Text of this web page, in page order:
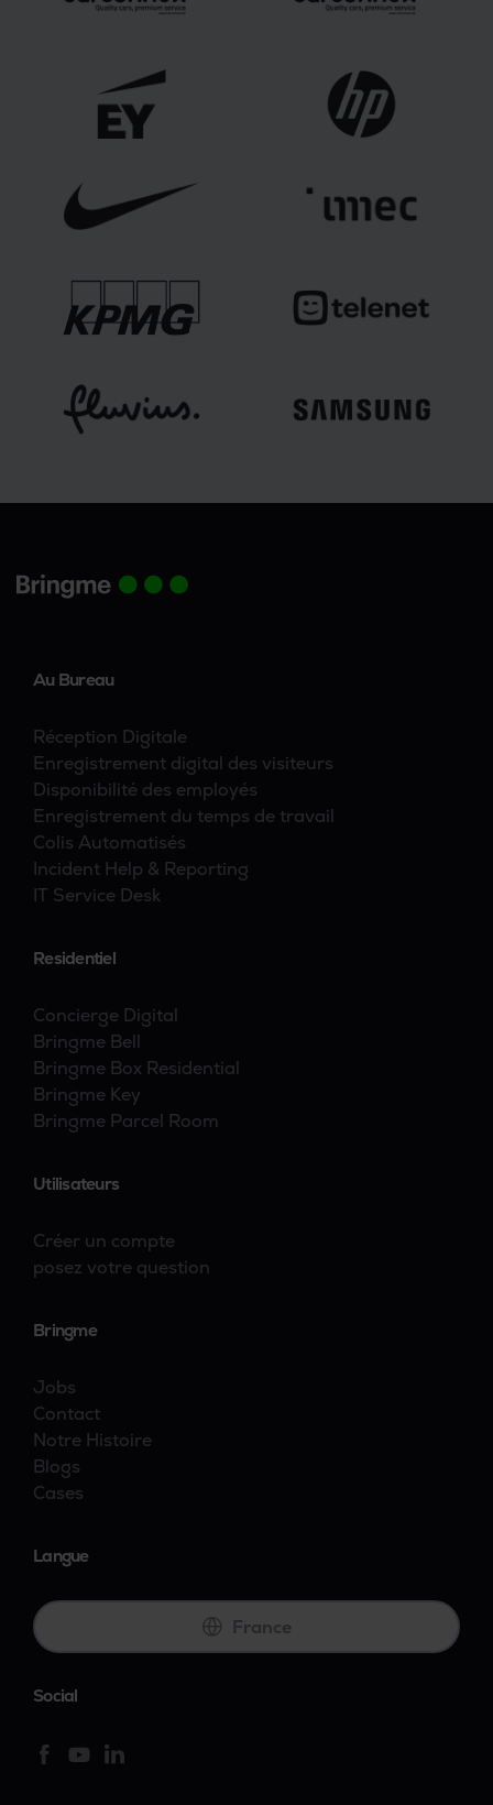
Au Bureau
Réception Digitale
Enregistrement digital des visiteurs
Disponibilité des employés
Enregistrement du temps de travail
Colis Automatisés
Incident Help & Reporting
IT Service Desk
Residentiel
Concierge Digital
Bringme Bell
Bringme Box Residential
Bringme Key
Bringme Parcel Room
Utilisateurs
Créer un compte
posez votre question
Bringme
Jobs
Contact
Notre Histoire
Blogs
Cases
Langue
France
Social